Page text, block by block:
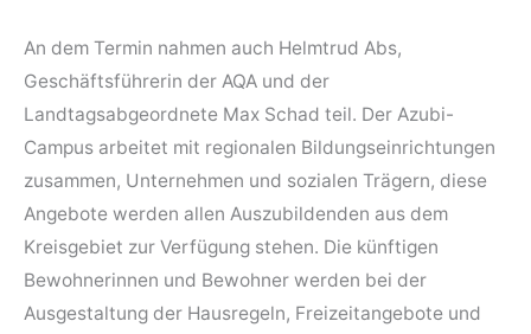
An dem Termin nahmen auch Helmtrud Abs,
Geschäftsführerin der AQA und der
Landtagsabgeordnete Max Schad teil. Der Azubi-
Campus arbeitet mit regionalen Bildungseinrichtungen
zusammen, Unternehmen und sozialen Trägern, diese
Angebote werden allen Auszubildenden aus dem
Kreisgebiet zur Verfügung stehen. Die künftigen
Bewohnerinnen und Bewohner werden bei der
Ausgestaltung der Hausregeln, Freizeitangebote und